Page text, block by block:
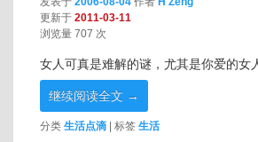
更新于 2011-03-11
浏览量 707 次
女人可真是难解的谜，尤其是你爱的女
继续阅读全文 →
分类 生活点滴 标签 生活